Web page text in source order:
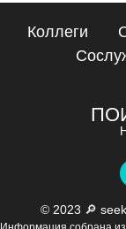
Коллеги
© 2023 🔎